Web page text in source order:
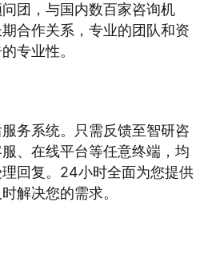
团，与国内数百家咨询机
合作关系，专业的团队和资
专业性。
务系统。只需反馈至智研咨
、在线平台等任意终端，均
回复。24小时全面为您提供
解决您的需求。